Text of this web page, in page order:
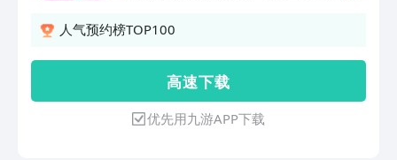
扮，将其打造一款专属的风格，让小马宝
人气预约榜TOP100
高 速 下 载
优先用九游APP下载